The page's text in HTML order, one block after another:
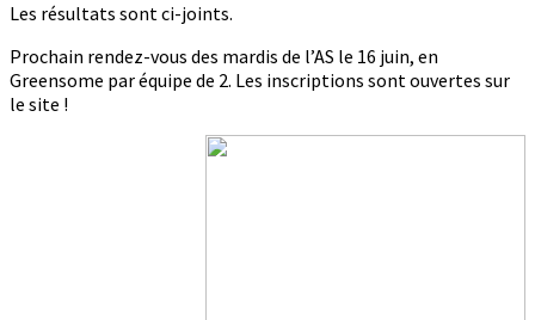
Les résultats sont ci-joints.
Prochain rendez-vous des mardis de l’AS le 16 juin, en
Greensome par équipe de 2. Les inscriptions sont ouvertes sur
le site !